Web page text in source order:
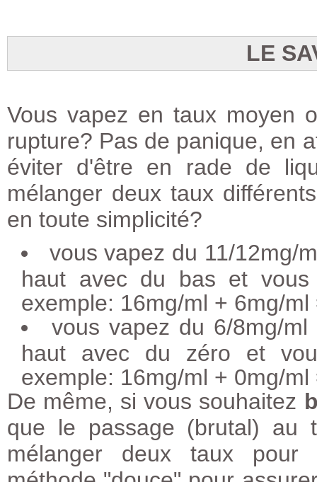
LE
Vous vapez en taux moyen
rupture? Pas de panique, en
éviter d'être en rade de
mélanger deux taux
en toute simplicité?
vous vapez du 11/12mg/
haut avec du bas et vous
exemple: 16mg/ml + 6mg/
vous vapez du 6/8mg/
haut avec du zéro et
exemple: 16mg/ml + 0mg/
De même, si vous souhaitez
que le passage (brutal) au
mélanger deux taux pour